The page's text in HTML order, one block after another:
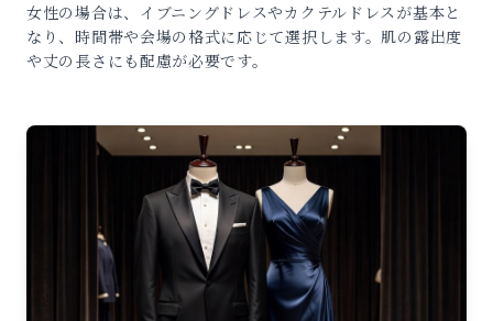
女性の場合は、イブニングドレスやカクテルドレスが基本と
なり、時間帯や会場の格式に応じて選択します。肌の露出度
や丈の長さにも配慮が必要です。